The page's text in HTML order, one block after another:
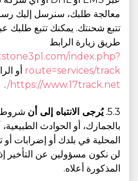
معالجة طلبك، سنرسل إليك
تتبع شحنتك. يمكنك تتبع طلبك
طريق زيارة الرابط
index.php?
route=services/track أو
https://www.17track.net/
.
5.3. يُرجى الانتباه إلى أن شروط
بالجمارك، أو الحوادث
المحلية في بلدك أو إضرابات أو
لن نكون مسؤولين عن التأخير
المذكورة أعلاه.